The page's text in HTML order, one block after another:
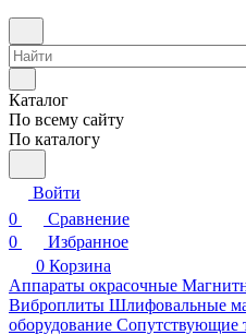
Каталог
По всему сайту
По каталогу
Войти
0
Сравнение
0
Избранное
0 Корзина
Аппараты окрасочные
Виброплиты Шлифовальные
оборудование Сопутствующие